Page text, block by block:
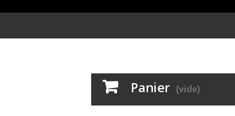
Panier (vide)